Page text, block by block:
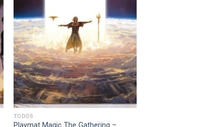
Favoritar
TODOS
Playmat Magic The Gathering –